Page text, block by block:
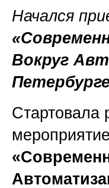
Начался
Вокруг
Стартовала